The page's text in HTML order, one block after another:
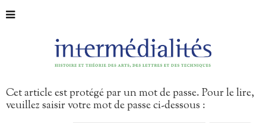
Cet article est protégé par un mot de passe. Pour le lire,
veuillez saisir votre mot de passe ci-dessous :